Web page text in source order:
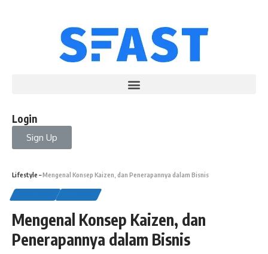
Login
Sign Up
Lifestyle –Mengenal Konsep Kaizen, dan Penerapannya dalam Bisnis
Mengenal Konsep Kaizen, dan
Penerapannya dalam Bisnis